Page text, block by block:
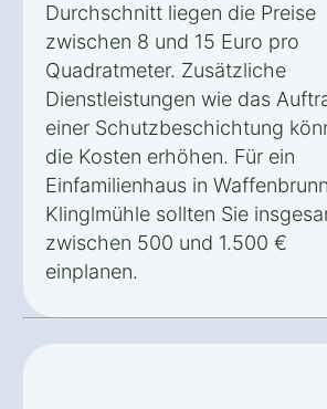
Durchschnitt liegen die Preise
zwischen 8 und 15 Euro pro
Quadratmeter. Zusätzliche
Dienstleistungen wie das
einer Schutzbeschichtung
die Kosten erhöhen. Für ein
Einfamilienhaus in Waffenbrunn
Klinglmühle sollten Sie
zwischen 500 und 1.500 €
einplanen.